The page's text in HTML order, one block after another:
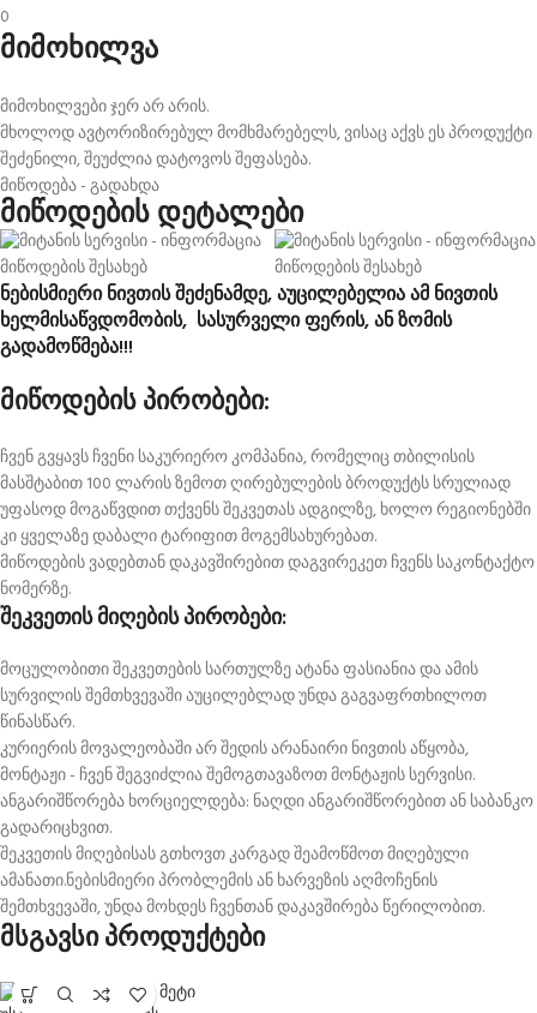
0
მიმოხილვა
მიმოხილვები ჯერ არ არის.
მხოლოდ ავტორიზირებულ მომხმარებელს, ვისაც აქვს ეს პროდუქტი
შეძენილი, შეუძლია დატოვოს შეფასება.
მიწოდება - გადახდა
მიწოდების დეტალები
ნებისმიერი ნივთის შეძენამდე, აუცილებელია ამ ნივთის
ხელმისაწვდომობის, სასურველი ფერის, ან ზომის
გადამოწმება!!!
მიწოდების პირობები:
ჩვენ გვყავს ჩვენი საკურიერო კომპანია, რომელიც თბილისის
მასშტაბით 100 ლარის ზემოთ ღირებულების ბროდუქტს სრულიად
უფასოდ მოგაწვდით თქვენს შეკვეთას ადგილზე, ხოლო რეგიონებში
კი ყველაზე დაბალი ტარიფით მოგემსახურებათ.
მიწოდების ვადებთან დაკავშირებით დაგვირეკეთ ჩვენს საკონტაქტო
ნომერზე.
შეკვეთის მიღების პირობები:
მოცულობითი შეკვეთების სართულზე ატანა ფასიანია და ამის
სურვილის შემთხვევაში აუცილებლად უნდა გაგვაფრთხილოთ
წინასწარ.
კურიერის მოვალეობაში არ შედის არანაირი ნივთის აწყობა,
მონტაჟი - ჩვენ შეგვიძლია შემოგთავაზოთ მონტაჟის სერვისი.
ანგარიშწორება ხორციელდება: ნაღდი ანგარიშწორებით ან საბანკო
გადარიცხვით.
შეკვეთის მიღებისას გთხოვთ კარგად შეამოწმოთ მიღებული
ამანათი.ნებისმიერი პრობლემის ან ხარვეზის აღმოჩენის
შემთხვევაში, უნდა მოხდეს ჩვენთან დაკავშირება წერილობით.
მსგავსი პროდუქტები